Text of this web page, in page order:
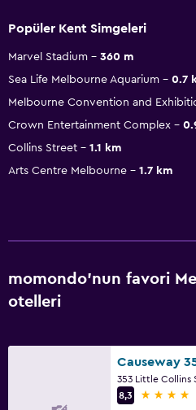
Popüler Kent Simgeleri
Marvel Stadium
360 m
Sea Life Melbourne Aquarium
0.7
Melbourne Convention and
Crown Entertainment Complex
Collins Street
1.1 km
Arts Centre Melbourne
1.7 km
momondo'nun favori
otelleri
Causeway
8,3
4 yıldız